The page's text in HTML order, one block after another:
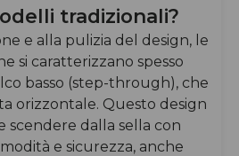
tradizionali?
e alla pulizia del design, le
si caratterizzano spesso
basso (step-through), che
orizzontale. Questo design
scendere dalla sella con
e sicurezza, anche